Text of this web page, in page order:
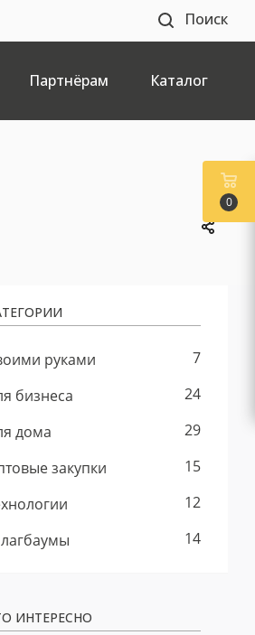
Поиск
Партнёрам Каталог
руками
7
бизнеса
24
дома
29
закупки
15
12
14
ИНТЕРЕСНО
0